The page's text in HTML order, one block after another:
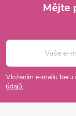
p
a
Mějte
Vložením e-mailu beru
údajů.